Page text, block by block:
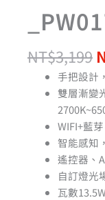
NT$3,199
手把設計
雙層漸變
WIFI+藍
智能感知
遙控器、
自訂燈光
瓦數